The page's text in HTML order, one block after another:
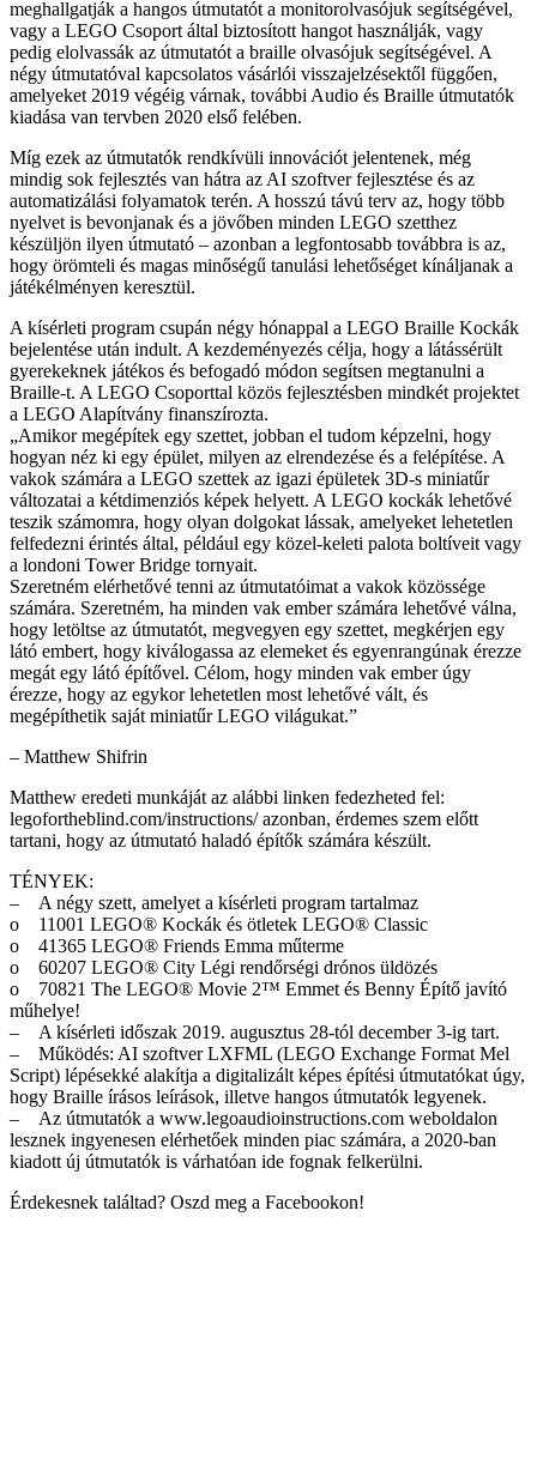
meghallgatják a hangos útmutatót a monitorolvasójuk segítségével,
vagy a LEGO Csoport által biztosított hangot használják, vagy
pedig elolvassák az útmutatót a braille olvasójuk segítségével. A
négy útmutatóval kapcsolatos vásárlói visszajelzésektől függően,
amelyeket 2019 végéig várnak, további Audio és Braille útmutatók
kiadása van tervben 2020 első felében.
Míg ezek az útmutatók rendkívüli innovációt jelentenek, még
mindig sok fejlesztés van hátra az AI szoftver fejlesztése és az
automatizálási folyamatok terén. A hosszú távú terv az, hogy több
nyelvet is bevonjanak és a jövőben minden LEGO szetthez
készüljön ilyen útmutató – azonban a legfontosabb továbbra is az,
hogy örömteli és magas minőségű tanulási lehetőséget kínáljanak a
játékélményen keresztül.
A kísérleti program csupán négy hónappal a LEGO Braille Kockák
bejelentése után indult. A kezdeményezés célja, hogy a látássérült
gyerekeknek játékos és befogadó módon segítsen megtanulni a
Braille-t. A LEGO Csoporttal közös fejlesztésben mindkét projektet
a LEGO Alapítvány finanszírozta.
„Amikor megépítek egy szettet, jobban el tudom képzelni, hogy
hogyan néz ki egy épület, milyen az elrendezése és a felépítése. A
vakok számára a LEGO szettek az igazi épületek 3D-s miniatűr
változatai a kétdimenziós képek helyett. A LEGO kockák lehetővé
teszik számomra, hogy olyan dolgokat lássak, amelyeket lehetetlen
felfedezni érintés által, például egy közel-keleti palota boltíveit vagy
a londoni Tower Bridge tornyait.
Szeretném elérhetővé tenni az útmutatóimat a vakok közössége
számára. Szeretném, ha minden vak ember számára lehetővé válna,
hogy letöltse az útmutatót, megvegyen egy szettet, megkérjen egy
látó embert, hogy kiválogassa az elemeket és egyenrangúnak érezze
megát egy látó építővel. Célom, hogy minden vak ember úgy
érezze, hogy az egykor lehetetlen most lehetővé vált, és
megépíthetik saját miniatűr LEGO világukat.”
– Matthew Shifrin
Matthew eredeti munkáját az alábbi linken fedezheted fel:
legofortheblind.com/instructions/ azonban, érdemes szem előtt
tartani, hogy az útmutató haladó építők számára készült.
TÉNYEK:
– A négy szett, amelyet a kísérleti program tartalmaz
o 11001 LEGO® Kockák és ötletek LEGO® Classic
o 41365 LEGO® Friends Emma műterme
o 60207 LEGO® City Légi rendőrségi drónos üldözés
o 70821 The LEGO® Movie 2™ Emmet és Benny Építő javító
műhelye!
– A kísérleti időszak 2019. augusztus 28-tól december 3-ig tart.
– Működés: AI szoftver LXFML (LEGO Exchange Format Mel
Script) lépésekké alakítja a digitalizált képes építési útmutatókat úgy,
hogy Braille írásos leírások, illetve hangos útmutatók legyenek.
– Az útmutatók a www.legoaudioinstructions.com weboldalon
lesznek ingyenesen elérhetőek minden piac számára, a 2020-ban
kiadott új útmutatók is várhatóan ide fognak felkerülni.
Érdekesnek találtad? Oszd meg a Facebookon!